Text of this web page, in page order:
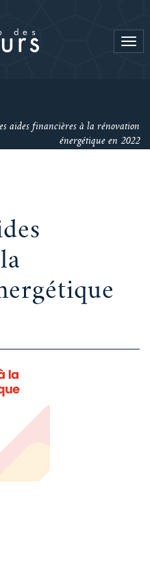
aides financières à la rénovation
énergétique en 2022